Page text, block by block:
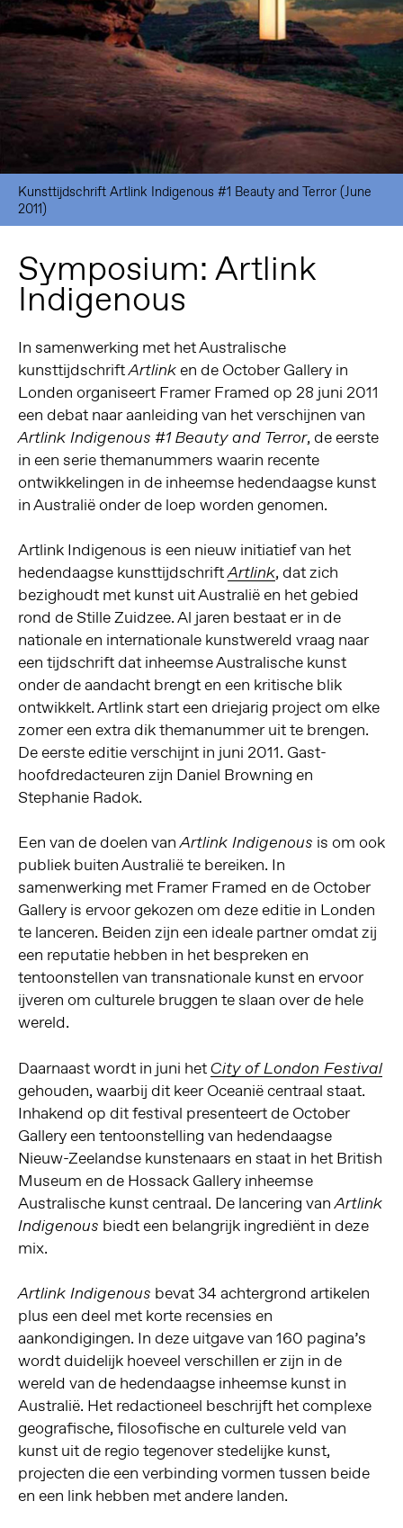
Kunsttijdschrift Artlink Indigenous #1 Beauty and Terror (June
2011)
Symposium: Artlink
Indigenous
In samenwerking met het Australische
kunsttijdschriftArtlinken de October Gallery in
Londen organiseert Framer Framed op 28 juni 2011
een debat naar aanleiding van het verschijnen van
Artlink Indigenous #1 Beauty and Terror, de eerste
in een serie themanummers waarin recente
ontwikkelingen in de inheemse hedendaagse kunst
in Australië onder de loep worden genomen.
Artlink Indigenous is een nieuw initiatief van het
hedendaagse kunsttijdschriftArtlink, dat zich
bezighoudt met kunst uit Australië en het gebied
rond de Stille Zuidzee. Al jaren bestaat er in de
nationale en internationale kunstwereld vraag naar
een tijdschrift dat inheemse Australische kunst
onder de aandacht brengt en een kritische blik
ontwikkelt. Artlink start een driejarig project om elke
zomer een extra dik themanummer uit te brengen.
De eerste editie verschijnt in juni 2011. Gast-
hoofdredacteuren zijn Daniel Browning en
Stephanie Radok.
Een van de doelen vanArtlink Indigenous is om ook
publiek buiten Australië te bereiken. In
samenwerking met Framer Framed en de October
Gallery is ervoor gekozen om deze editie in Londen
te lanceren. Beiden zijn een ideale partner omdat zij
een reputatie hebben in het bespreken en
tentoonstellen van transnationale kunst en ervoor
ijveren om culturele bruggen te slaan over de hele
wereld.
Daarnaast wordt in juni hetCity of London Festival
gehouden, waarbij dit keer Oceanië centraal staat.
Inhakend op dit festival presenteert de October
Gallery een tentoonstelling van hedendaagse
Nieuw-Zeelandse kunstenaars en staat in het British
Museum en de Hossack Gallery inheemse
Australische kunst centraal. De lancering vanArtlink
Indigenous biedt een belangrijk ingrediënt in deze
mix.
Artlink Indigenous bevat 34 achtergrond artikelen
plus een deel met korte recensies en
aankondigingen. In deze uitgave van 160 pagina’s
wordt duidelijk hoeveel verschillen er zijn in de
wereld van de hedendaagse inheemse kunst in
Australië. Het redactioneel beschrijft het complexe
geografische, filosofische en culturele veld van
kunst uit de regio tegenover stedelijke kunst,
projecten die een verbinding vormen tussen beide
en een link hebben met andere landen.